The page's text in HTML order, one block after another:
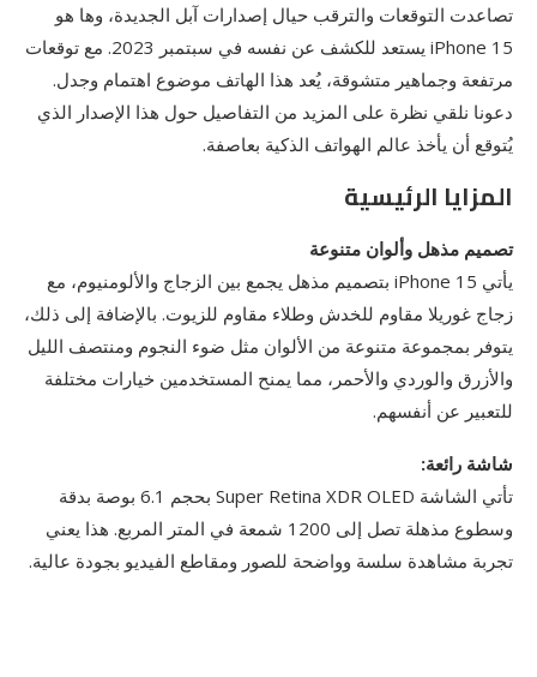
تصاعدت التوقعات والترقب حيال إصدارات آبل الجديدة، وها هو
iPhone 15 يستعد للكشف عن نفسه في سبتمبر 2023. مع توقعات
مرتفعة وجماهير متشوقة، يُعد هذا الهاتف موضوع اهتمام وجدل.
دعونا نلقي نظرة على المزيد من التفاصيل حول هذا الإصدار الذي
يُتوقع أن يأخذ عالم الهواتف الذكية بعاصفة.
المزايا الرئيسية
تصميم مذهل وألوان متنوعة
يأتي iPhone 15 بتصميم مذهل يجمع بين الزجاج والألومنيوم، مع
زجاج غوريلا مقاوم للخدش وطلاء مقاوم للزيوت. بالإضافة إلى ذلك،
يتوفر بمجموعة متنوعة من الألوان مثل ضوء النجوم ومنتصف الليل
والأزرق والوردي والأحمر، مما يمنح المستخدمين خيارات مختلفة
للتعبير عن أنفسهم.
شاشة رائعة:
تأتي الشاشة Super Retina XDR OLED بحجم 6.1 بوصة بدقة
وسطوع مذهلة تصل إلى 1200 شمعة في المتر المربع. هذا يعني
تجربة مشاهدة سلسة وواضحة للصور ومقاطع الفيديو بجودة عالية.